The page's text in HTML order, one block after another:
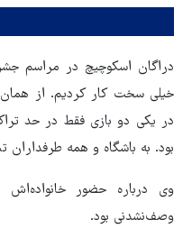
دراگان اسکوچیچ در مراسم
خیلی سخت کار کردیم. از
در یکی دو بازی فقط در حد
بود. به باشگاه و همه طرفداران
وی درباره حضور
وصف‌نشدنی بود.